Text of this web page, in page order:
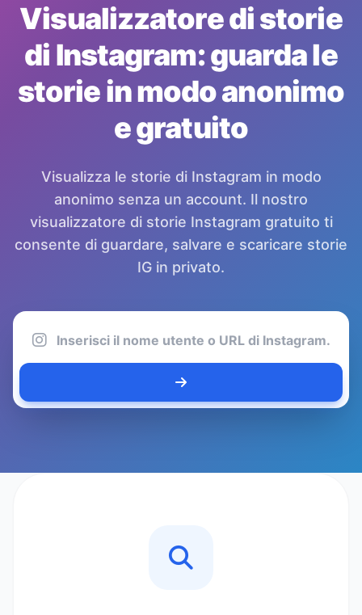
Visualizzatore di storie
di Instagram: guarda le
storie in modo anonimo
e gratuito
Visualizza le storie di Instagram in modo
anonimo senza un account. Il nostro
visualizzatore di storie Instagram gratuito ti
consente di guardare, salvare e scaricare storie
IG in privato.